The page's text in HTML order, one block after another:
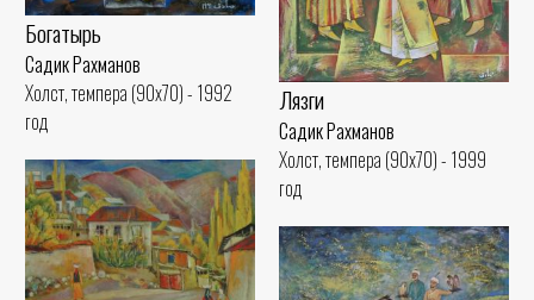
Богатырь
Садик Рахманов
Холст, темпера (90x70) - 1992
год
Лязги
Садик Рахманов
Холст, темпера (90x70) - 1999
год